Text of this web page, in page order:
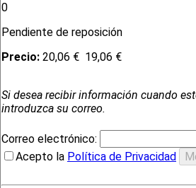
0
Pendiente de reposición
Precio: 20,06 € 19,06 €
Si desea recibir información cuando
introduzca su correo.
Correo electrónico:
Acepto la Política de Privacidad